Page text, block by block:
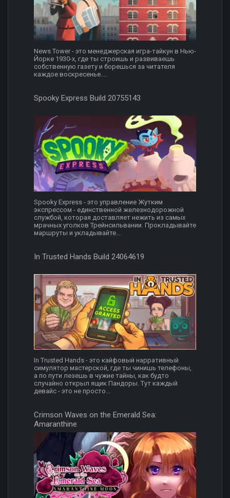
News Tower - это менеджерская игра-тайкун в Нью-
Йорке 1930-х, где ты строишь и развиваешь
собственную газету и борешься за читателя
каждое воскресенье....
Spooky Express Build 20755143
Spooky Express - это управление Жутким
экспрессом - единственной железнодорожной
службой, которая доставляет нежить из самых
мрачных уголков Трейнсильвании. Прокладывайте
маршруты и укладывайте...
In Trusted Hands Build 24064619
In Trusted Hands - это кайфовый нарративный
симулятор мастерской, где ты чинишь телефоны,
а по пути лезешь в чужие тайны, как будто
случайно открыл ящик Пандоры. Тут каждый
девайс - это не просто...
Crimson Waves on the Emerald Sea:
Amaranthine